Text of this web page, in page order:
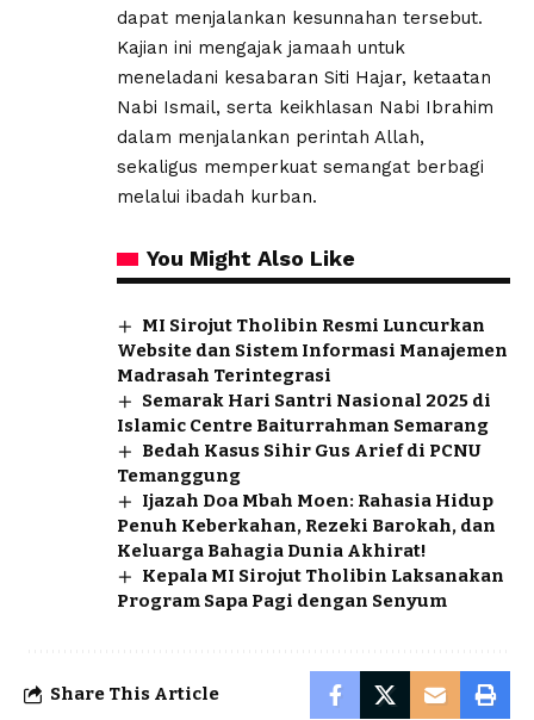
dapat menjalankan kesunnahan tersebut.
Kajian ini mengajak jamaah untuk
meneladani kesabaran Siti Hajar, ketaatan
Nabi Ismail, serta keikhlasan Nabi Ibrahim
dalam menjalankan perintah Allah,
sekaligus memperkuat semangat berbagi
melalui ibadah kurban.
You Might Also Like
MI Sirojut Tholibin Resmi Luncurkan
Website dan Sistem Informasi Manajemen
Madrasah Terintegrasi
Semarak Hari Santri Nasional 2025 di
Islamic Centre Baiturrahman Semarang
Bedah Kasus Sihir Gus Arief di PCNU
Temanggung
Ijazah Doa Mbah Moen: Rahasia Hidup
Penuh Keberkahan, Rezeki Barokah, dan
Keluarga Bahagia Dunia Akhirat!
Kepala MI Sirojut Tholibin Laksanakan
Program Sapa Pagi dengan Senyum
Share This Article